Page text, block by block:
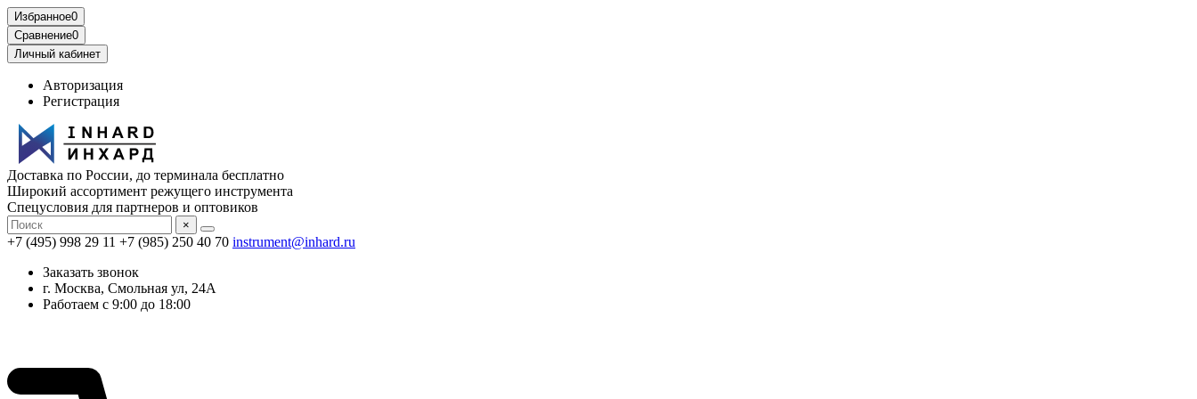
Избранное0
Сравнение0
Личный кабинет
Авторизация
Регистрация
Доставка по России, до терминала бесплатно
Широкий ассортимент режущего инструмента
Спецусловия для партнеров и оптовиков
×
+7 (495) 998 29 11 +7 (985) 250 40 70 instrument@inhard.ru
Заказать звонок
г. Москва, Смольная ул, 24А
Работаем с 9:00 до 18:00